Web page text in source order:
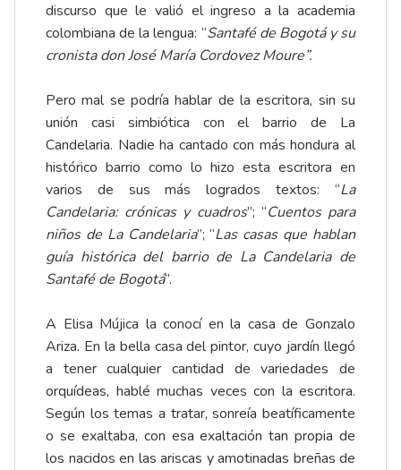
discurso que le valió el ingreso a la academia
colombiana de la lengua: “Santafé de Bogotá y su
cronista don José María Cordovez Moure”.
Pero mal se podría hablar de la escritora, sin su
unión casi simbiótica con el barrio de La
Candelaria. Nadie ha cantado con más hondura al
histórico barrio como lo hizo esta escritora en
varios de sus más logrados textos: “La
Candelaria: crónicas y cuadros”; “Cuentos para
niños de La Candelaria”; “Las casas que hablan
guía histórica del barrio de La Candelaria de
Santafé de Bogotá”.
A Elisa Mújica la conocí en la casa de Gonzalo
Ariza. En la bella casa del pintor, cuyo jardín llegó
a tener cualquier cantidad de variedades de
orquídeas, hablé muchas veces con la escritora.
Según los temas a tratar, sonreía beatíficamente
o se exaltaba, con esa exaltación tan propia de
los nacidos en las ariscas y amotinadas breñas de